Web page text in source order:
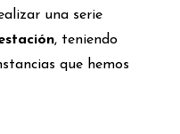
una serie
, teniendo
que hemos